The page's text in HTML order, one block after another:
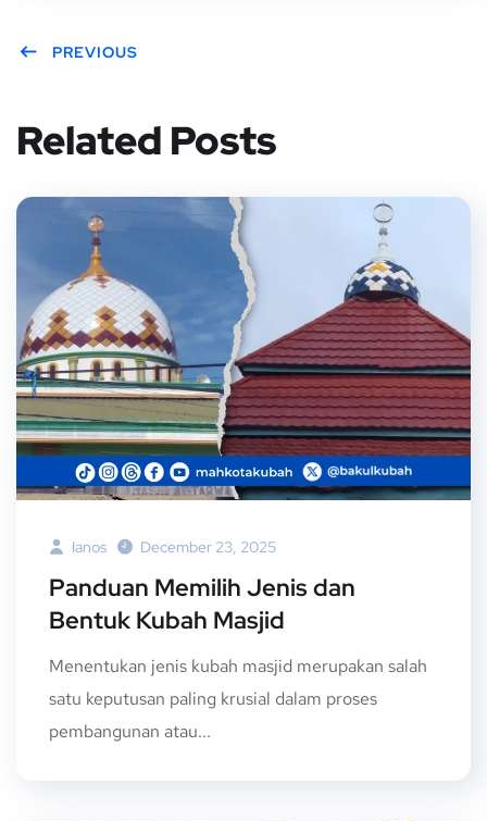
PREVIOUS
Related Posts
Ianos December 23, 2025
Panduan Memilih Jenis dan
Bentuk Kubah Masjid
Menentukan jenis kubah masjid merupakan salah
satu keputusan paling krusial dalam proses
pembangunan atau...